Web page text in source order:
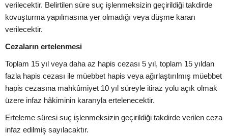
verilecektir. Belirtilen süre suç işlenmeksizin geçirildiği takdirde
kovuşturma yapılmasına yer olmadığı veya düşme kararı
verilecektir.
Cezaların ertelenmesi
Toplam 15 yıl veya daha az hapis cezası 5 yıl, toplam 15 yıldan
fazla hapis cezası ile müebbet hapis veya ağırlaştırılmış müebbet
hapis cezasına mahkûmiyet 10 yıl süreyle itiraz yolu açık olmak
üzere infaz hâkiminin kararıyla ertelenecektir.
Erteleme süresi suç işlenmeksizin geçirildiği takdirde verilen ceza
infaz edilmiş sayılacaktır.